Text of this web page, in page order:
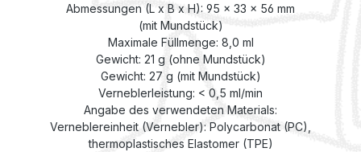
Abmessungen (L x B x H): 95 x 33 x 56 mm
(mit Mundstück)
Maximale Füllmenge: 8,0 ml
Gewicht: 21 g (ohne Mundstück)
Gewicht: 27 g (mit Mundstück)
Verneblerleistung: < 0,5 ml/min
Angabe des verwendeten Materials:
Verneblereinheit (Vernebler): Polycarbonat (PC),
thermoplastisches Elastomer (TPE)